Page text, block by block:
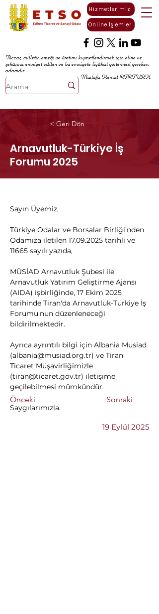
Online İşlemler
Hizmetlerimiz
Tüccar, milletin emeği ve üretimi kıymetlendirmek için eline ve
zekâsına emniyet edilen ve bu emniyete liyâkat göstermesi gereken
adamdır.
Mustafa Kemal ATATÜRK
< Geri Dön
Arnavutluk-Türkiye İş
Forumu 2025
Önceki Sonraki
Sayın Üyemiz,
Türkiye Odalar ve Borsalar Birliği'nden
Odamıza iletilen 17.09.2025 tarihli ve
11665 sayılı yazıda,
MÜSİAD Arnavutluk Şubesi ile
Arnavutluk Yatırım Geliştirme Ajansı
(AIDA) işbirliğinde, 17 Ekim 2025
tarihinde Tiran'da Arnavutluk-Türkiye İş
Forumu'nun düzenleneceği
bildirilmektedir.
Ayrıca ayrıntılı bilgi için Albania Musiad
(albania@musiad.org.tr) ve Tiran
Ticaret Müşavirliğimizle
(tiran@ticaret.gov.tr) iletişime
geçilebilmesi mümkündür.
Saygılarımızla.
19 Eylül 2025